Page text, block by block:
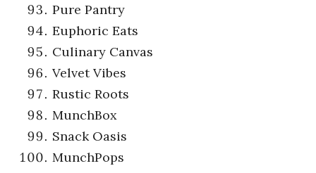
Pure Pantry
Euphoric Eats
Culinary Canvas
Velvet Vibes
Rustic Roots
MunchBox
Snack Oasis
MunchPops